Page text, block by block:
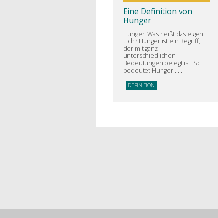
Eine Definition von
Hunger
Hunger: Was heißt das eigen
tlich? Hunger ist ein Begriff,
der mit ganz
unterschiedlichen
Bedeutungen belegt ist. So
bedeutet Hunger……
DEFINITION